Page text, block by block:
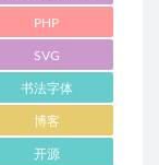
PHP
SVG
书法字体
博客
开源